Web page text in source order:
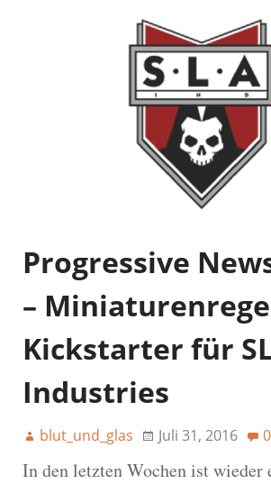
Progressive
–
Kickstarter für
Industries
blut_und_glas Juli 31, 2016 0
In den letzten Wochen ist wieder